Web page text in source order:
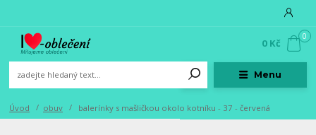
Menu
0
0 Kč
Úvod obuv balerínky s mašličkou okolo kotníku - 37 - červená